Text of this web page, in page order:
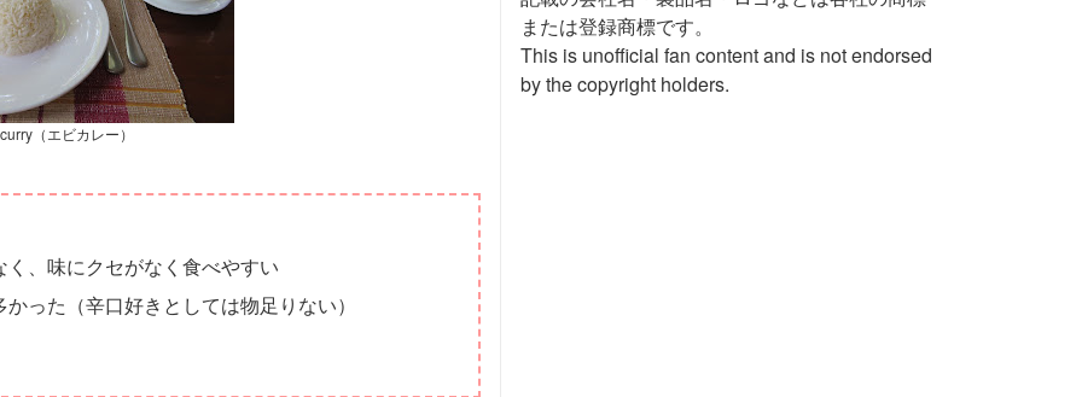
（エビカレー）
、味にクセがなく食べやすい
った（辛口好きとしては物足りない）
または登録商標です。
This is unofficial fan content and is not endorsed
by the copyright holders.